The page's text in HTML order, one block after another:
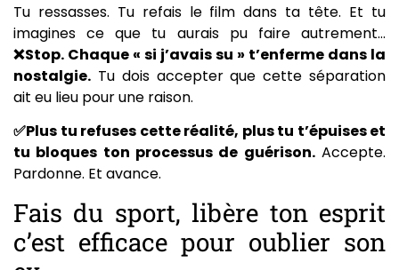
Tu ressasses. Tu refais le film dans ta tête. Et tu
imagines ce que tu aurais pu faire autrement…
❌Stop. Chaque « si j’avais su » t’enferme dans la
nostalgie. Tu dois accepter que cette séparation
ait eu lieu pour une raison.
✅Plus tu refuses cette réalité, plus tu t’épuises et
tu bloques ton processus de guérison.Accepte.
Pardonne. Et avance.
Fais du sport, libère ton esprit
c’est efficace pour oublier son